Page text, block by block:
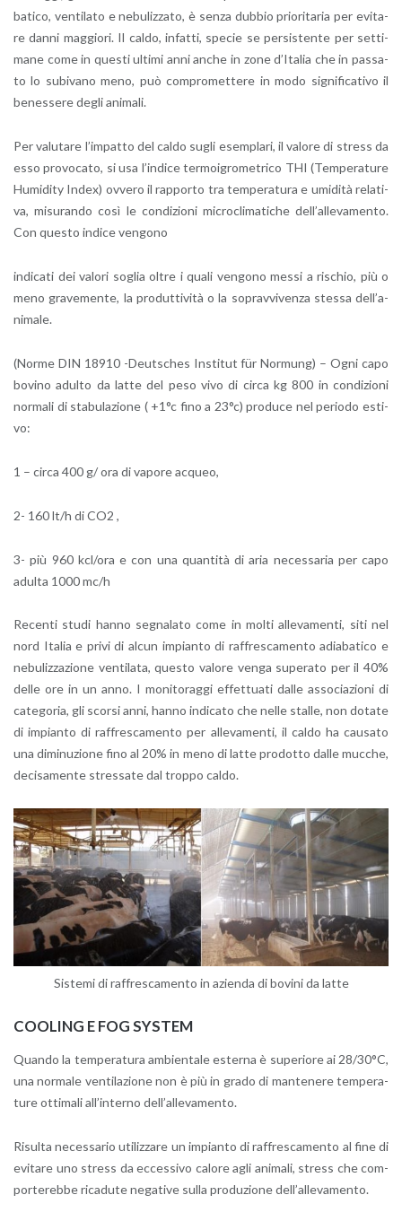
ba­ti­co, ven­ti­la­to e ne­bu­liz­za­to, è senza dub­bio prio­ri­ta­ria per evi­ta­
re danni mag­gio­ri. Il caldo, in­fat­ti, spe­cie se per­si­sten­te per set­ti­
ma­ne come in que­sti ul­ti­mi anni anche in zone d’I­ta­lia che in pas­sa­
to lo su­bi­va­no meno, può com­pro­met­te­re in modo si­gni­fi­ca­ti­vo il
be­nes­se­re degli ani­ma­li.
Per va­lu­ta­re l’im­pat­to del caldo sugli esem­pla­ri, il va­lo­re di stress da
esso pro­vo­ca­to, si usa l’in­di­ce ter­moi­gro­me­tri­co THI (Tem­pe­ra­tu­re
Hu­mi­di­ty Index) ov­ve­ro il rap­por­to tra tem­pe­ra­tu­ra e umi­di­tà re­la­ti­
va, mi­su­ran­do così le con­di­zio­ni mi­cro­cli­ma­ti­che del­l’al­le­va­men­to.
Con que­sto in­di­ce ven­go­no
in­di­ca­ti dei va­lo­ri so­glia oltre i quali ven­go­no messi a ri­schio, più o
meno gra­ve­men­te, la pro­dut­ti­vi­tà o la so­prav­vi­ven­za stes­sa del­l’a­
ni­ma­le.
(Norme DIN 18910 -Deu­tsches In­sti­tut für Nor­mung) – Ogni capo
bo­vi­no adul­to da latte del peso vivo di circa kg 800 in con­di­zio­ni
nor­ma­li di sta­bu­la­zio­ne ( +1°c fino a 23°c) pro­du­ce nel pe­rio­do esti­
vo:
1 – circa 400 g/ ora di va­po­re ac­queo,
2- 160 lt/h di CO2 ,
3- più 960 kcl/ora e con una quan­ti­tà di aria ne­ces­sa­ria per capo
adul­ta 1000 mc/h
Re­cen­ti studi hanno se­gna­la­to come in molti al­le­va­men­ti, siti nel
nord Ita­lia e privi di alcun im­pian­to di raf­fre­sca­men­to adia­ba­ti­co e
ne­bu­liz­za­zio­ne ven­ti­la­ta, que­sto va­lo­re venga su­pe­ra­to per il 40%
delle ore in un anno. I mo­ni­to­rag­gi ef­fet­tua­ti dalle as­so­cia­zio­ni di
ca­te­go­ria, gli scor­si anni, hanno in­di­ca­to che nelle stal­le, non do­ta­te
di im­pian­to di raf­fre­sca­men­to per al­le­va­men­ti, il caldo ha cau­sa­to
una di­mi­nu­zio­ne fino al 20% in meno di latte pro­dot­to dalle muc­che,
de­ci­sa­men­te stres­sa­te dal trop­po caldo.
Si­ste­mi di raf­fre­sca­men­to in azien­da di bo­vi­ni da latte
COO­LING E FOG SY­STEM
Quan­do la tem­pe­ra­tu­ra am­bien­ta­le ester­na è su­pe­rio­re ai 28/30°C,
una nor­ma­le ven­ti­la­zio­ne non è più in grado di man­te­ne­re tem­pe­ra­
tu­re ot­ti­ma­li al­l’in­ter­no del­l’al­le­va­men­to.
Ri­sul­ta ne­ces­sa­rio uti­liz­za­re un im­pian­to di raf­fre­sca­men­to al fine di
evi­ta­re uno stress da ec­ces­si­vo ca­lo­re agli ani­ma­li, stress che com­
por­te­reb­be ri­ca­du­te ne­ga­ti­ve sulla pro­du­zio­ne del­l’al­le­va­men­to.